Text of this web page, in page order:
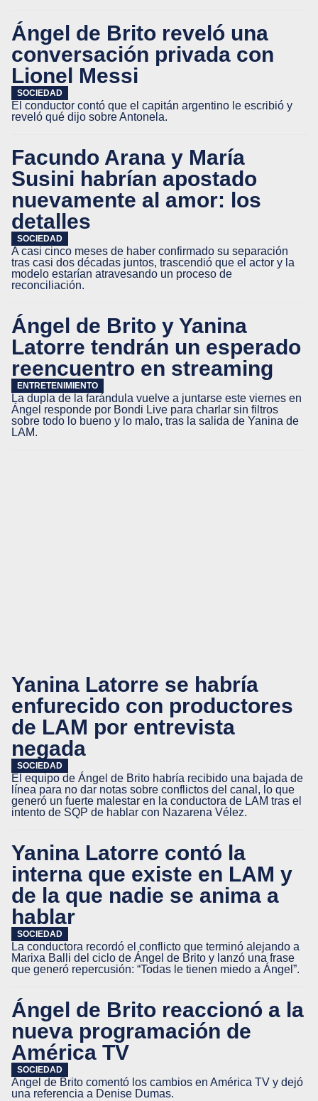
Ángel de Brito reveló una
conversación privada con
Lionel Messi
SOCIEDAD
El conductor contó que el capitán argentino le escribió y
reveló qué dijo sobre Antonela.
Facundo Arana y María
Susini habrían apostado
nuevamente al amor: los
detalles
SOCIEDAD
A casi cinco meses de haber confirmado su separación
tras casi dos décadas juntos, trascendió que el actor y la
modelo estarían atravesando un proceso de
reconciliación.
Ángel de Brito y Yanina
Latorre tendrán un esperado
reencuentro en streaming
ENTRETENIMIENTO
La dupla de la farándula vuelve a juntarse este viernes en
Ángel responde por Bondi Live para charlar sin filtros
sobre todo lo bueno y lo malo, tras la salida de Yanina de
LAM.
Yanina Latorre se habría
enfurecido con productores
de LAM por entrevista
negada
SOCIEDAD
El equipo de Ángel de Brito habría recibido una bajada de
línea para no dar notas sobre conflictos del canal, lo que
generó un fuerte malestar en la conductora de LAM tras el
intento de SQP de hablar con Nazarena Vélez.
Yanina Latorre contó la
interna que existe en LAM y
de la que nadie se anima a
hablar
SOCIEDAD
La conductora recordó el conflicto que terminó alejando a
Marixa Balli del ciclo de Ángel de Brito y lanzó una frase
que generó repercusión: “Todas le tienen miedo a Ángel”.
Ángel de Brito reaccionó a la
nueva programación de
América TV
SOCIEDAD
Ángel de Brito comentó los cambios en América TV y dejó
una referencia a Denise Dumas.